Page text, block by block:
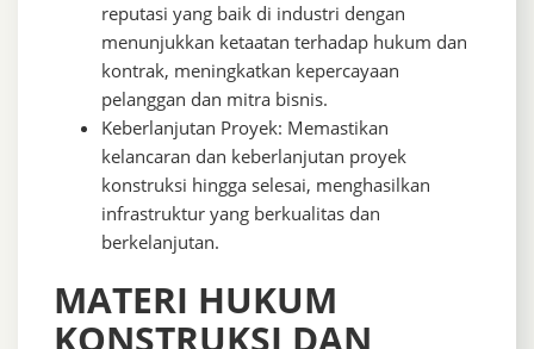
reputasi yang baik di industri dengan
menunjukkan ketaatan terhadap hukum dan
kontrak, meningkatkan kepercayaan
pelanggan dan mitra bisnis.
Keberlanjutan Proyek: Memastikan
kelancaran dan keberlanjutan proyek
konstruksi hingga selesai, menghasilkan
infrastruktur yang berkualitas dan
berkelanjutan.
MATERI HUKUM
KONSTRUKSI DAN